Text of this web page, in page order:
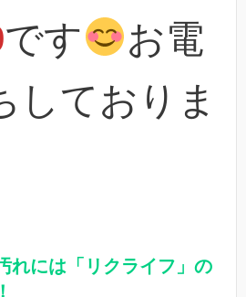
です
お電
しておりま
れには「リクライフ」の